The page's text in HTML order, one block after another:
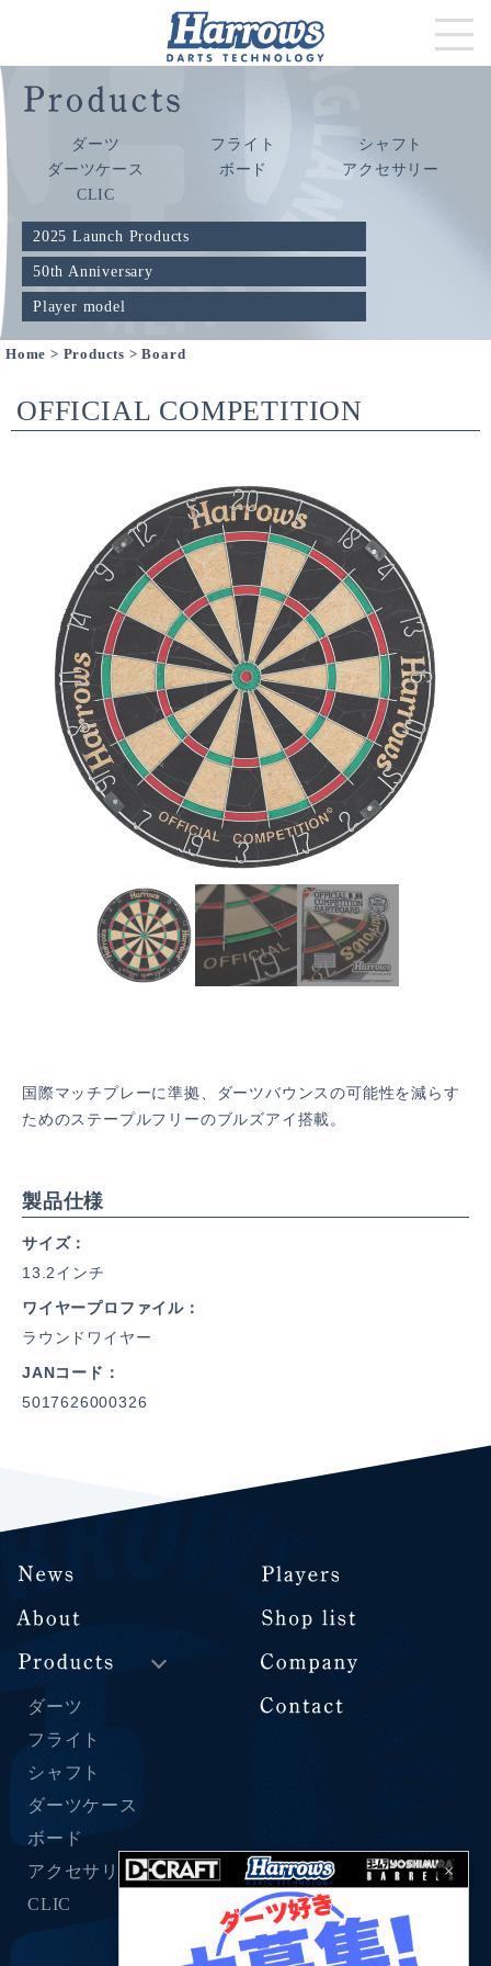
ダーツ フライト
シャフト
ダーツケース
ボード
アクセサリー
CLIC
2025 Launch Products
50th Anniversary
Player model
Home > Products > Board
OFFICIAL COMPETITION
国際マッチプレーに準拠、ダーツバウンスの可能性を減らす
ためのステープルフリーのブルズアイ搭載。
製品仕様
サイズ
13.2インチ
ワイヤープロファイル
ラウンドワイヤー
JANコード
5017626000326
ダーツ
フライト
シャフト
ダーツケース
ボード
アクセサリー
CLIC
×